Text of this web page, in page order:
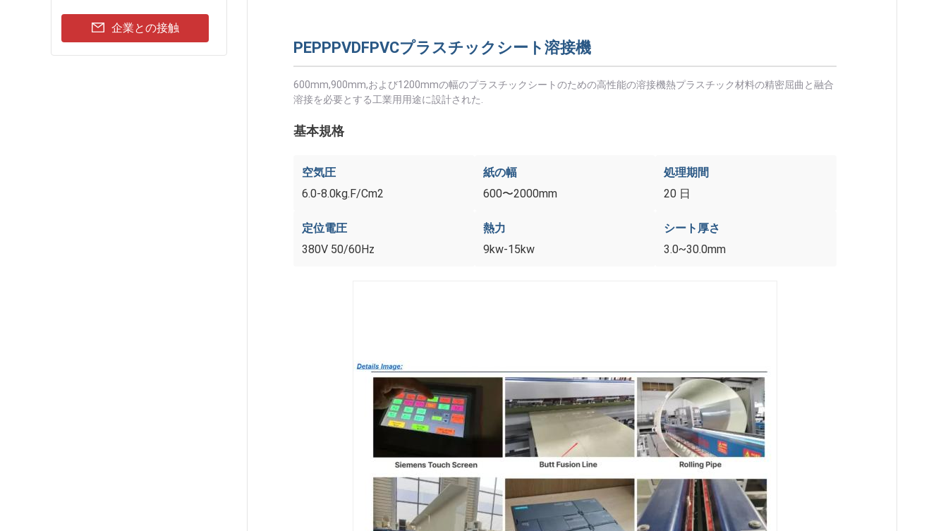
企業との接触
PEPPPVDFPVCプラスチックシート溶接機
600mm,900mm,および1200mmの幅のプラスチックシートのための高性能の溶接機熱プラスチック材料の精密屈曲と融合
溶接を必要とする工業用用途に設計された.
基本規格
空気圧
6.0-8.0kg.F/Cm2
紙の幅
600〜2000mm
処理期間
20 日
定位電圧
380V 50/60Hz
熱力
9kw-15kw
シート厚さ
3.0~30.0mm